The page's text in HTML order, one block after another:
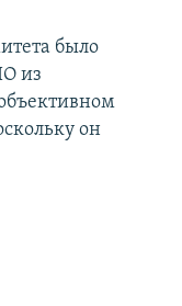
было
из
он